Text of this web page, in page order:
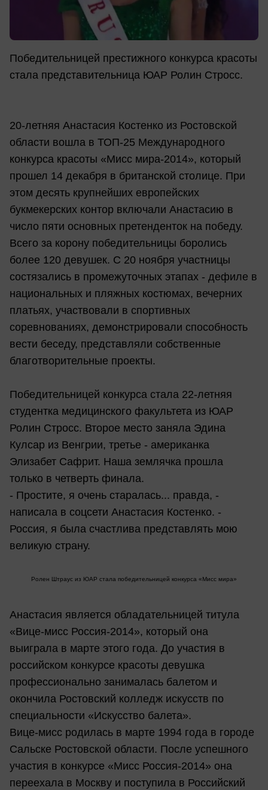
Победительницей престижного конкурса красоты
стала представительница ЮАР Ролин Стросс.
20-летняя Анастасия Костенко из Ростовской
области вошла в ТОП-25 Международного
конкурса красоты «Мисс мира-2014», который
прошел 14 декабря в британской столице. При
этом десять крупнейших европейских
букмекерских контор включали Анастасию в
число пяти основных претенденток на победу.
Всего за корону победительницы боролись
более 120 девушек. С 20 ноября участницы
состязались в промежуточных этапах - дефиле в
национальных и пляжных костюмах, вечерних
платьях, участвовали в спортивных
соревнованиях, демонстрировали способность
вести беседу, представляли собственные
благотворительные проекты.
Победительницей конкурса стала 22-летняя
студентка медицинского факультета из ЮАР
Ролин Стросс. Второе место заняла Эдина
Кулсар из Венгрии, третье - американка
Элизабет Сафрит. Наша землячка прошла
только в четверть финала.
- Простите, я очень старалась... правда, -
написала в соцсети Анастасия Костенко. -
Россия, я была счастлива представлять мою
великую страну.
Ролен Штраус из ЮАР стала победительницей конкурса «Мисс мира»
Анастасия является обладательницей титула
«Вице-мисс Россия-2014», который она
выиграла в марте этого года. До участия в
российском конкурсе красоты девушка
профессионально занималась балетом и
окончила Ростовский колледж искусств по
специальности «Искусство балета».
Вице-мисс родилась в марте 1994 года в городе
Сальске Ростовской области. После успешного
участия в конкурсе «Мисс Россия-2014» она
переехала в Москву и поступила в Российский